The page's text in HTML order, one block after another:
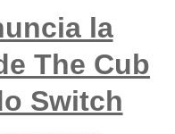
la
The Cub
Switch